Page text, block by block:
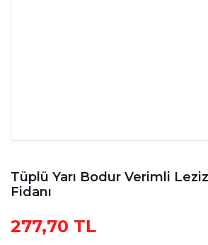
Tüplü Yarı Bodur Verimli
Fidanı
277,70 TL